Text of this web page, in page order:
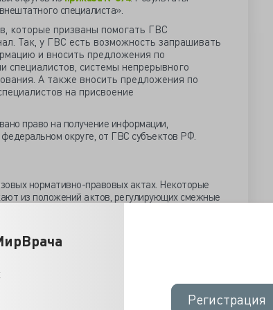
Регистрация
Регистрация
специалиста».
которые призваны помогать ГВС
Так, у ГВС есть возможность запрашивать
и вносить предложения по
специалистов, системы непрерывного
А также вносить предложения по
на присвоение
право на получение информации,
округе, от ГВС субъектов РФ.
нормативно-правовых актах. Некоторые
из положений актов, регулирующих смежные
научно обоснованную рекомендацию для
препаратов и перечня
Правительства РФ от
экспертного мнения о наличии или
препарата из перечня лекарственных
с их торговыми наименованиями